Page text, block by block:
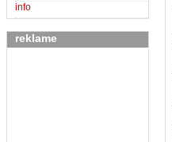
info
reklame